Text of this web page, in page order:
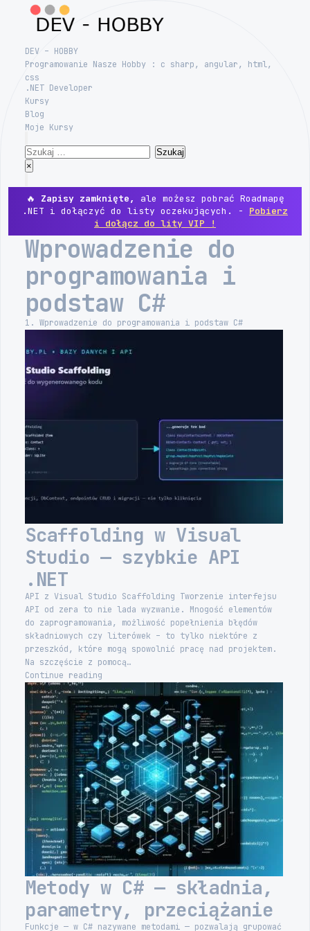
DEV – HOBBY
Programowanie Nasze Hobby : c sharp, angular, html,
css
.NET Developer
Kursy
Blog
Moje Kursy
Szukaj:
Close
×
🔥 Zapisy zamknięte, ale możesz pobrać Roadmapę
.NET i dołączyć do listy oczekujących. - Pobierz
i dołącz do lity VIP !
Wprowadzenie do
programowania i
podstaw C#
1. Wprowadzenie do programowania i podstaw C#
Scaffolding w Visual
Studio — szybkie API
.NET
API z Visual Studio Scaffolding Tworzenie interfejsu
API od zera to nie lada wyzwanie. Mnogość elementów
do zaprogramowania, możliwość popełnienia błędów
składniowych czy literówek – to tylko niektóre z
przeszkód, które mogą spowolnić pracę nad projektem.
Na szczęście z pomocą…
Continue reading
Visual
Studio
—
szybkie
API
.NET
Metody w C# — składnia,
parametry, przeciążanie
Funkcje — w C# nazywane metodami — pozwalają grupować